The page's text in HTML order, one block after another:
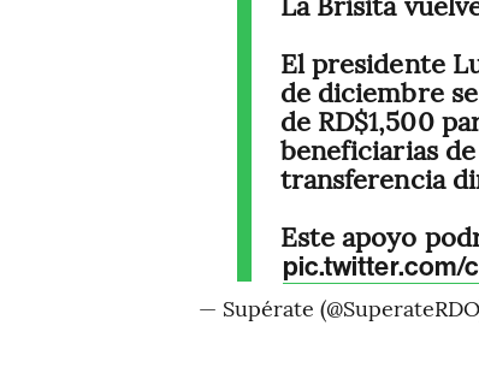
El presidente
de diciembre
de RD$1,500
beneficiarias
transferencia
Este apoyo
pic.twitter.com/
— Supérate